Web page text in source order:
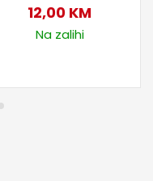
12,00 KM
Na zalihi